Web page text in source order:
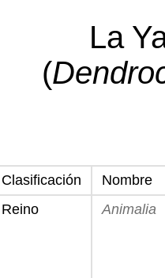
La
(
Clasificación
Nombre
Reino
Animalia